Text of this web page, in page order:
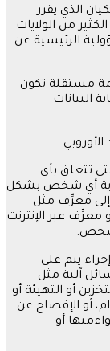
الذي يقرر
من الولايات
الرئيسية عن
مستقلة تكون
البيانات
.
تتعلق بأي
أي شخص بشكل
إلى معرِّف مثل
معرِّف عبر الإنترنت
.
يتم على
آلية مثل
أو التهيئة أو
أو الإفصاح عن
أو